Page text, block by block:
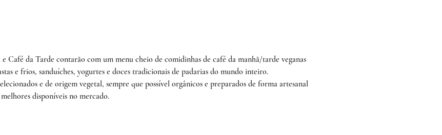
Café da Tarde contarão com um menu cheio de comidinhas de café da manhã/tarde veganas
e frios, sanduíches, yogurtes e doces tradicionais de padarias do mundo inteiro.
e de origem vegetal, sempre que possível orgânicos e preparados de forma artesanal
disponíveis no mercado.